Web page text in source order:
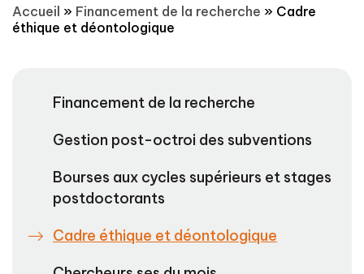
Accueil » Financement de la recherche » Cadre
éthique et déontologique
Financement de la recherche
Gestion post-octroi des subventions
Bourses aux cycles supérieurs et stages
postdoctorants
Cadre éthique et déontologique